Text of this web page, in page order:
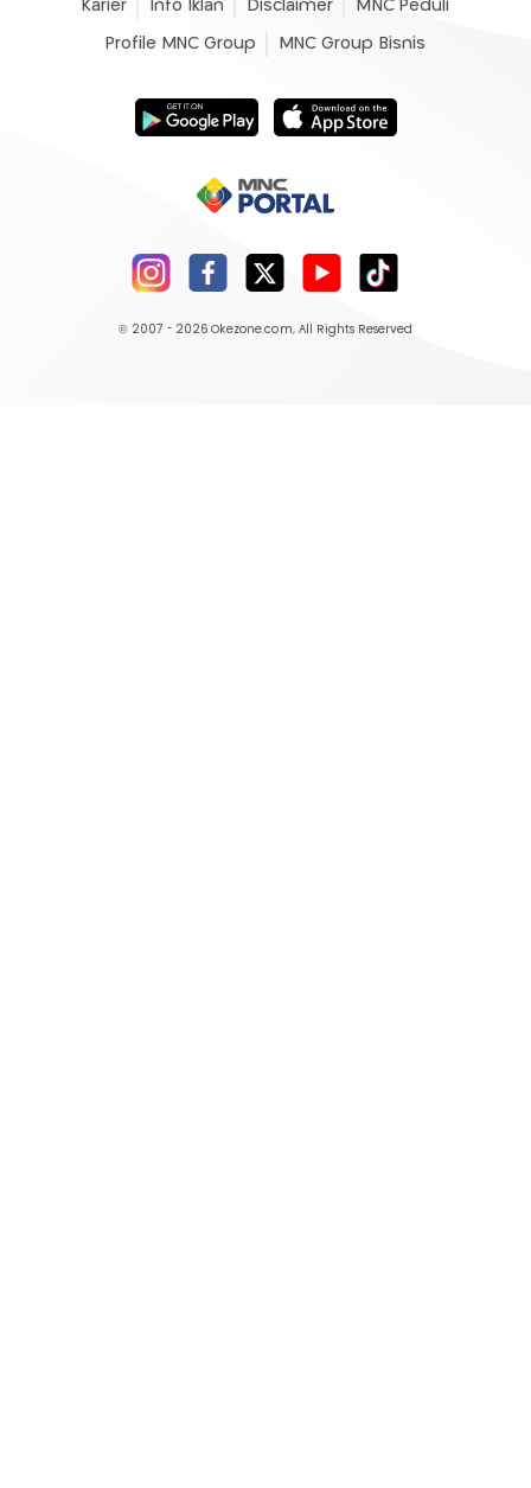
Karier Info Iklan Disclaimer MNC Peduli
Profile MNC Group MNC Group Bisnis
© 2007 - 2026 Okezone.com, All Rights Reserved